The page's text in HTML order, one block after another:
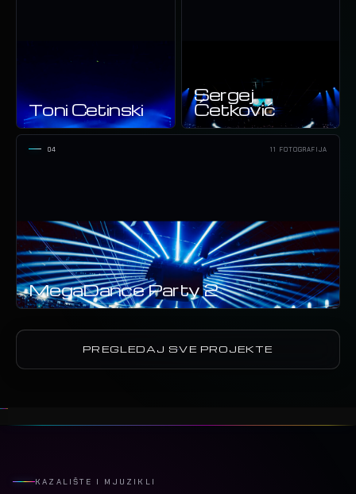
Toni Cetinski
Sergej
Ćetković
MegaDance Party 2
04 11 FOTOGRAFIJA
PREGLEDAJ SVE PROJEKTE
KAZALIŠTE I MJUZIKLI